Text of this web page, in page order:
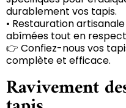
durablement vos tapis.
• Restauration
abîmées tout en
👉 Confiez-nous vos
complète et efficace.
Ravivement